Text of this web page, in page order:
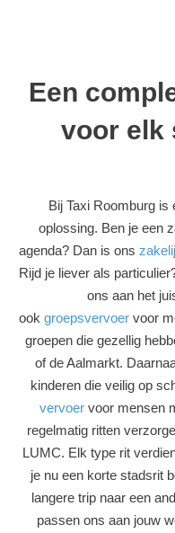
Een
voor elk
Bij Taxi Roomburg is
oplossing. Ben je een
agenda? Dan is ons
Rijd je liever als
ons aan het
ook groepsvervoervoor
groepen die gezellig
of de Aalmarkt.
kinderen die veilig op
vervoer voor mensen
regelmatig ritten
LUMC. Elk type rit
je nu een korte stadsrit
langere trip naar een
passen ons aan jouw